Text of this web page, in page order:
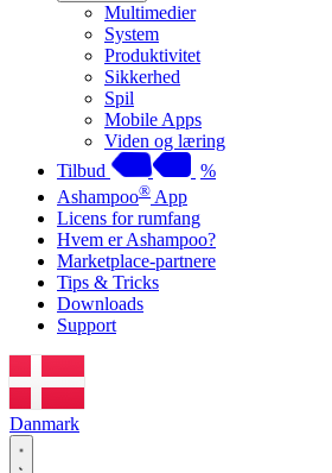
Multimedier
System
Produktivitet
Sikkerhed
Spil
Mobile Apps
Viden og læring
Tilbud
%
Ashampoo® App
Licens for rumfang
Hvem er Ashampoo?
Marketplace-partnere
Tips & Tricks
Downloads
Support
Danmark